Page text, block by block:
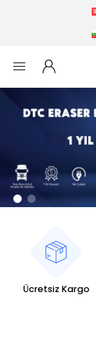
Ücretsiz Kargo